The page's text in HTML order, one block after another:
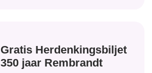
Gratis Herdenkingsbiljet
350 jaar Rembrandt